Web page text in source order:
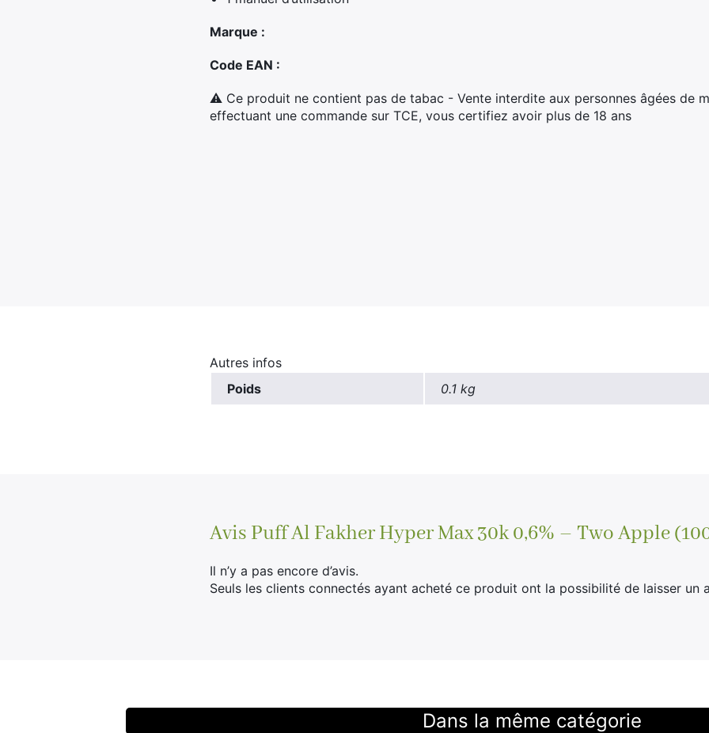
Marque :
Code EAN :
⚠ Ce produit ne contient pas de tabac - Vente interdite aux personnes âgées de
effectuant une commande sur TCE, vous certifiez avoir plus de 18 ans
Autres infos
Poids
0.1 kg
Avis Puff Al Fakher Hyper Max 30k 0,6% – Two Apple
Il n’y a pas encore d’avis.
Seuls les clients connectés ayant acheté ce produit ont la possibilité de laisser un
Dans la même catégorie